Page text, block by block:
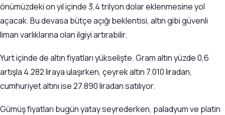
önümüzdeki on yıl içinde 3,4 trilyon dolar eklenmesine yol
açacak. Bu devasa bütçe açığı beklentisi, altın gibi güvenli
liman varlıklarına olan ilgiyi artırabilir.
Yurt içinde de altın fiyatları yükselişte. Gram altın yüzde 0,6
artışla 4.282 liraya ulaşırken, çeyrek altın 7.010 liradan,
cumhuriyet altını ise 27.890 liradan satılıyor.
Gümüş fiyatları bugün yatay seyrederken, paladyum ve platin